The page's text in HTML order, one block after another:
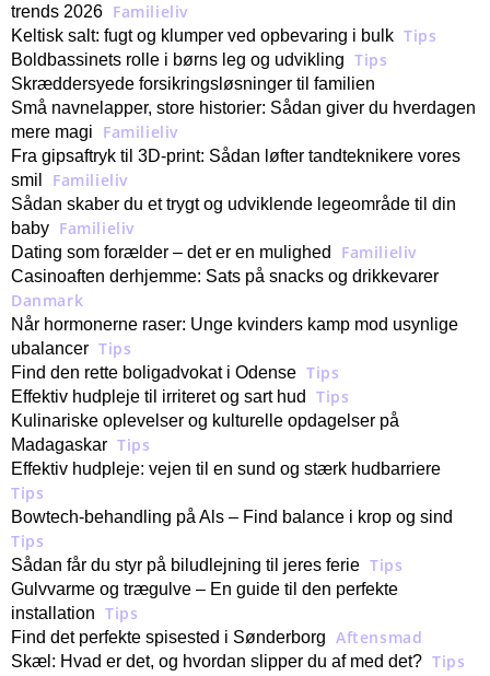
trends 2026 Familieliv
Keltisk salt: fugt og klumper ved opbevaring i bulk Tips
Boldbassinets rolle i børns leg og udvikling Tips
Skræddersyede forsikringsløsninger til familien
Små navnelapper, store historier: Sådan giver du hverdagen
mere magi
Familieliv
Fra gipsaftryk til 3D-print: Sådan løfter tandteknikere vores
smil
Familieliv
Sådan skaber du et trygt og udviklende legeområde til din
baby Familieliv
Dating som forælder – det er en mulighed Familieliv
Casinoaften derhjemme: Sats på snacks og drikkevarer
Danmark
Når hormonerne raser: Unge kvinders kamp mod usynlige
ubalancer Tips
Find den rette boligadvokat i Odense Tips
Effektiv hudpleje til irriteret og sart hud Tips
Kulinariske oplevelser og kulturelle opdagelser på
Madagaskar Tips
Effektiv hudpleje: vejen til en sund og stærk hudbarriere
Tips
Bowtech-behandling på Als – Find balance i krop og sind
Tips
Sådan får du styr på biludlejning til jeres ferie Tips
Gulvvarme og trægulve – En guide til den perfekte
installation Tips
Find det perfekte spisested i Sønderborg Aftensmad
Skæl: Hvad er det, og hvordan slipper du af med det? Tips